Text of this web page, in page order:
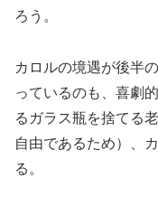
ろう。
カロルの境遇が後半
っているのも、喜劇
るガラス瓶を捨てる
自由であるため）、
る。